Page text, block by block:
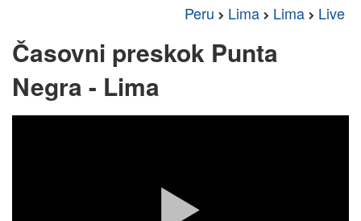
Peru Lima Lima Live
Časovni preskok Punta
Negra - Lima